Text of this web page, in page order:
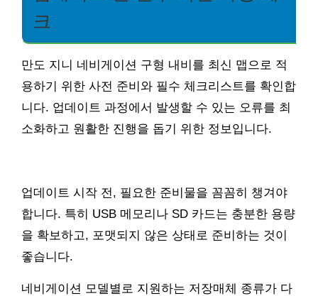
크
만도 지니 네비게이션 구형 내비를 최신 맵으로 적
용하기 위한 사전 준비와 필수 체크리스트를 확인합
니다. 업데이트 과정에서 발생할 수 있는 오류를 최
소화하고 원활한 진행을 돕기 위한 정보입니다.
업데이트 시작 전, 필요한 준비물을 꼼꼼히 챙겨야
합니다. 특히 USB 메모리나 SD 카드는 충분한 용량
을 확보하고, 포맷되지 않은 상태로 준비하는 것이
좋습니다.
네비게이션 모델별로 지원하는 저장매체 종류가 다